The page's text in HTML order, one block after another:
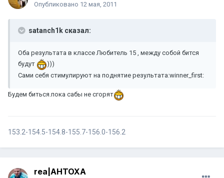
Опубликовано 12 мая, 2011
satanch1k сказал:
Оба результата в классе Любитель 15 , между собой бится
будут
)))
Сами себя стимулируют на поднятие результата:winner_first:
Будем биться.пока сабы не сгорят
153.2-154.5-154.8-155.7-156.0-156.2
rea|AHTOXA